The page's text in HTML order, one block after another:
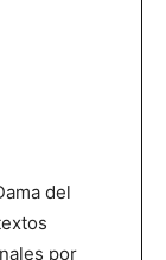
del
por